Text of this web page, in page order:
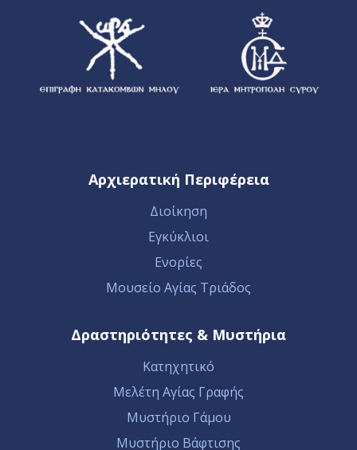
Αρχιερατική Περιφέρεια
Διοίκηση
Εγκύκλιοι
Ενορίες
Μουσείο Αγίας Τριάδος
Δραστηριότητες & Μυστήρια
Κατηχητικό
Μελέτη Αγίας Γραφής
Μυστήριο Γάμου
Μυστήριο Βάφτισης